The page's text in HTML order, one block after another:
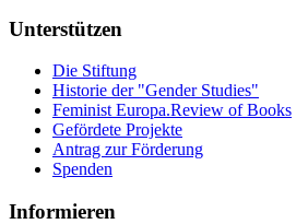
Unterstützen
Die Stiftung
Historie der "Gender Studies"
Feminist Europa.Review of Books
Gefördete Projekte
Antrag zur Förderung
Spenden
Informieren